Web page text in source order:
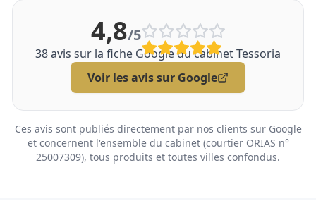
4,8/5
38avis sur la fiche Google du cabinet Tessoria
Voir les avis sur Google
Ces avis sont publiés directement par nos clients sur Google
et concernent l'ensemble du cabinet (courtier ORIAS n°
25007309), tous produits et toutes villes confondus.